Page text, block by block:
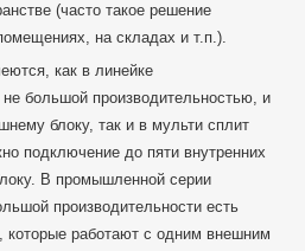
(часто такое решение
на складах и т.п.).
как в линейке
большой производительностью, и
блоку, так и в мульти сплит
подключение до пяти внутренних
В промышленной серии
производительности есть
которые работают с одним внешним